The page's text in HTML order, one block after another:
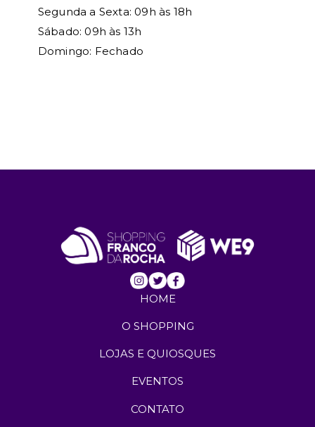
Segunda a Sexta: 09h às 18h
Sábado: 09h às 13h
Domingo: Fechado
HOME
O SHOPPING
LOJAS E QUIOSQUES
EVENTOS
CONTATO